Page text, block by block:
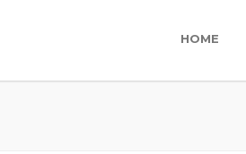
HOME